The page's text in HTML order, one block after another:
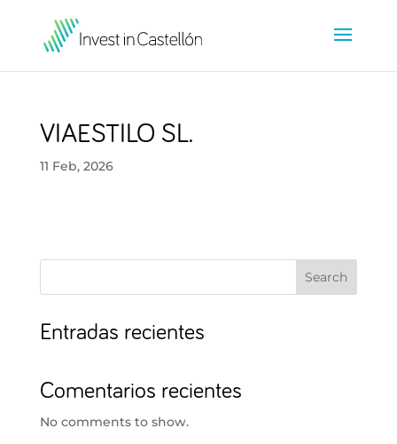
VIAESTILO SL.
11 Feb, 2026
Search
Entradas recientes
Comentarios recientes
No comments to show.